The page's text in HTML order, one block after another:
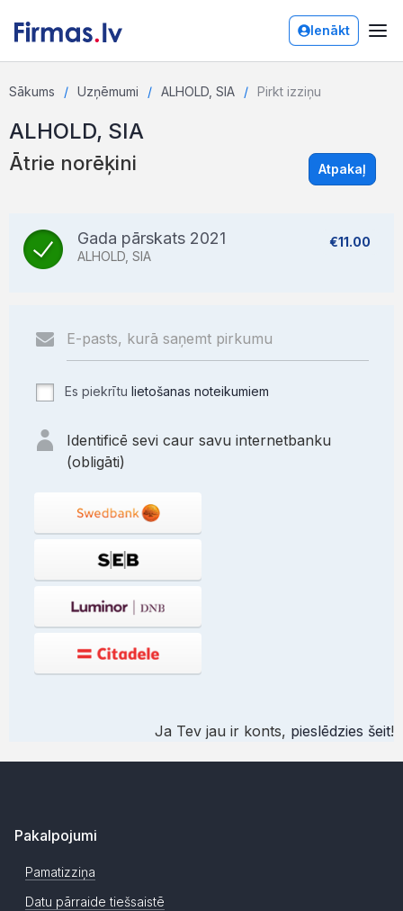
Ienākt
Sākums Uzņēmumi ALHOLD, SIA Pirkt izziņu
ALHOLD, SIA
Ātrie norēķini Atpakaļ
Gada pārskats 2021
ALHOLD, SIA
€11.00
Es piekrītu lietošanas noteikumiem
Identificē sevi caur savu internetbanku
(obligāti)
Ja Tev jau ir konts, pieslēdzies šeit!
Pakalpojumi
Pamatizziņa
Datu pārraide tiešsaistē